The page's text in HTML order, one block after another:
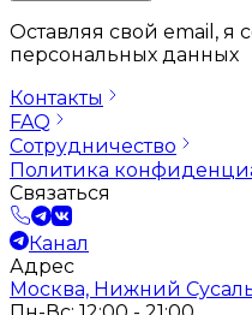
Оставляя свой email, я
персональных данных
Контакты
FAQ
Сотрудничество
Политика
Связаться
Канал
Адрес
Москва, Нижний